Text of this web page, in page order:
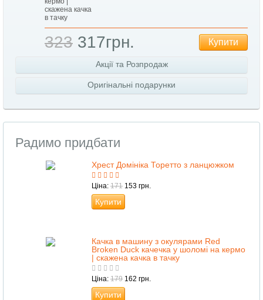
323 317грн. Купити
Акції та Розпродаж
Оригінальні подарунки
Радимо придбати
Хрест Домініка Торетто з ланцюжком
Ціна: 171 153 грн.
Купити
Качка в машину з окулярами Red
Broken Duck качечка у шоломі на кермо
| скажена качка в тачку
Ціна: 179 162 грн.
Купити